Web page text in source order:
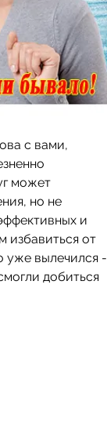
с вами,
может
но не
и
избавиться от
уже вылечился -
добиться